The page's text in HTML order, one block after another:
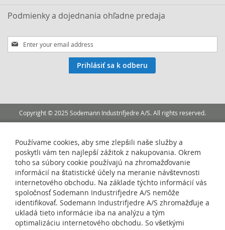
Podmienky a dojednania ohľadne predaja
Sign
Up
Prihlásiť sa k odberu
Copyright © 2025 Sodemann Industrifjedre A/S. All rights reserved.
Používame cookies, aby sme zlepšili naše služby a
poskytli vám ten najlepší zážitok z nakupovania. Okrem
toho sa súbory cookie používajú na zhromažďovanie
informácií na štatistické účely na meranie návštevnosti
internetového obchodu. Na základe týchto informácií vás
spoločnosť Sodemann Industrifjedre A/S nemôže
identifikovať. Sodemann Industrifjedre A/S zhromažďuje a
ukladá tieto informácie iba na analýzu a tým
optimalizáciu internetového obchodu. So všetkými